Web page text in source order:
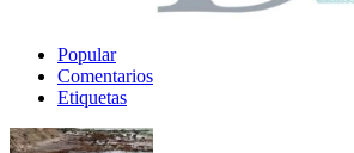
Popular
Comentarios
Etiquetas